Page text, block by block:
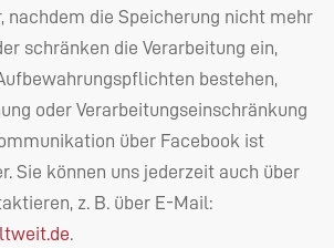
nachdem die Speicherung nicht mehr
schränken die Verarbeitung ein,
bestehen,
oder Verarbeitungseinschränkung
über Facebook ist
Sie können uns jederzeit auch über
z. B. über E-Mail:
.